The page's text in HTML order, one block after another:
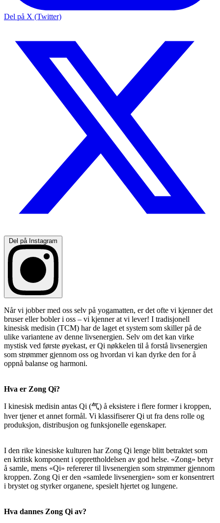
Del på X (Twitter)
Del på Instagram
Når vi jobber med oss selv på yogamatten, er det ofte vi kjenner det
bruser eller bobler i oss – vi kjenner at vi lever! I tradisjonell
kinesisk medisin (TCM) har de laget et system som skiller på de
ulike variantene av denne livsenergien. Selv om det kan virke
mystisk ved første øyekast, er Qi nøkkelen til å forstå livsenergien
som strømmer gjennom oss og hvordan vi kan dyrke den for å
oppnå balanse og harmoni.
Hva er Zong Qi?
I kinesisk medisin antas Qi (气) å eksistere i flere former i kroppen,
hver tjener et annet formål. Vi klassifiserer Qi ut fra dens rolle og
produksjon, distribusjon og funksjonelle egenskaper.
I den rike kinesiske kulturen har Zong Qi lenge blitt betraktet som
en kritisk komponent i opprettholdelsen av god helse. «Zong» betyr
å samle, mens «Qi» refererer til livsenergien som strømmer gjennom
kroppen. Zong Qi er den «samlede livsenergien» som er konsentrert
i brystet og styrker organene, spesielt hjertet og lungene.
Hva dannes Zong Qi av?